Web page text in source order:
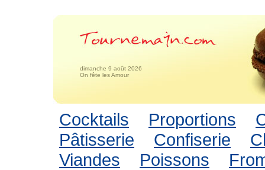
dimanche 9 août 2026
On fête les Amour
Cocktails Proportions
Pâtisserie
Confiserie
Viandes
Poissons